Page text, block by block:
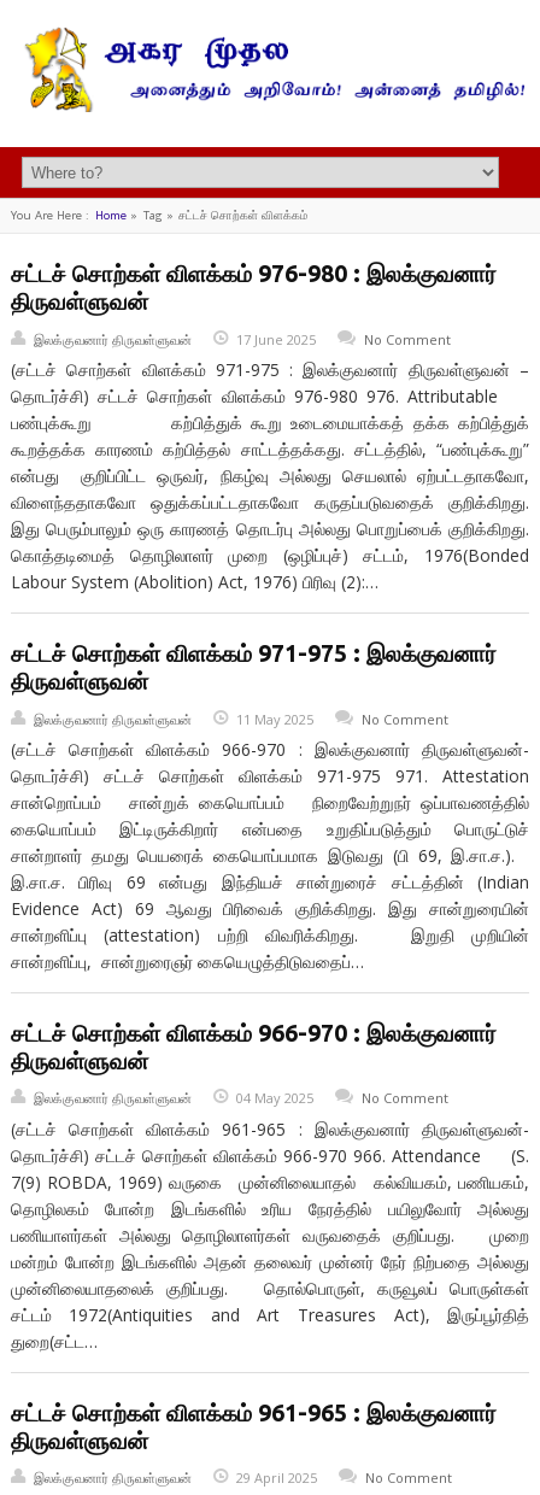
You Are Here : Home» Tag » சட்டச் சொற்கள் விளக்கம்
சட்டச் சொற்கள் விளக்கம் 976-980 : இலக்குவனார்
திருவள்ளுவன்
இலக்குவனார் திருவள்ளுவன் 17 June 2025 No Comment
(சட்டச் சொற்கள் விளக்கம் 971-975 : இலக்குவனார் திருவள்ளுவன் –
தொடர்ச்சி) சட்டச் சொற்கள் விளக்கம் 976-980 976. Attributable
பண்புக்கூறு கற்பித்துக் கூறு உடைமையாக்கத் தக்க கற்பித்துக்
கூறத்தக்க காரணம் கற்பித்தல் சாட்டத்தக்கது. சட்டத்தில், “பண்புக்கூறு”
என்பது குறிப்பிட்ட ஒருவர், நிகழ்வு அல்லது செயலால் ஏற்பட்டதாகவோ,
விளைந்ததாகவோ ஒதுக்கப்பட்டதாகவோ கருதப்படுவதைக் குறிக்கிறது.
இது பெரும்பாலும் ஒரு காரணத் தொடர்பு அல்லது பொறுப்பைக் குறிக்கிறது.
கொத்தடிமைத் தொழிலாளர் முறை (ஒழிப்புச்) சட்டம், 1976(Bonded
Labour System (Abolition) Act, 1976) பிரிவு (2):…
சட்டச் சொற்கள் விளக்கம் 971-975 : இலக்குவனார்
திருவள்ளுவன்
இலக்குவனார் திருவள்ளுவன் 11 May 2025 No Comment
(சட்டச் சொற்கள் விளக்கம் 966-970 : இலக்குவனார் திருவள்ளுவன்-
தொடர்ச்சி) சட்டச் சொற்கள் விளக்கம் 971-975 971. Attestation
சான்றொப்பம்‌ சான்றுக்‌ கையொப்பம்‌ நிறைவேற்றுநர் ஒப்பாவணத்தில்
கையொப்பம் இட்டிருக்கிறார் என்பதை உறுதிப்படுத்தும் பொருட்டுச்
சான்றாளர் தமது பெயரைக் கையொப்பமாக இடுவது (பி 69, இ.சா.ச.).
இ.சா.ச. பிரிவு 69 என்பது இந்தியச் சான்றுரைச் சட்டத்தின் (Indian
Evidence Act) 69 ஆவது பிரிவைக் குறிக்கிறது. இது சான்றுரையின்
சான்றளிப்பு (attestation) பற்றி விவரிக்கிறது. இறுதி முறியின்
சான்றளிப்பு, சான்றுரைஞர் கையெழுத்திடுவதைப்…
சட்டச் சொற்கள் விளக்கம் 966-970 : இலக்குவனார்
திருவள்ளுவன்
இலக்குவனார் திருவள்ளுவன் 04 May 2025 No Comment
(சட்டச் சொற்கள் விளக்கம் 961-965 : இலக்குவனார் திருவள்ளுவன்-
தொடர்ச்சி) சட்டச் சொற்கள் விளக்கம் 966-970 966. Attendance (S.
7(9) ROBDA, 1969) வருகை முன்னிலையாதல் கல்வியகம், பணியகம்,
தொழிலகம் போன்ற இடங்களில் உரிய நேரத்தில் பயிலுவோர் அல்லது
பணியாளர்கள் அல்லது தொழிலாளர்கள் வருவதைக் குறிப்பது. முறை
மன்றம் போன்ற இடங்களில் அதன் தலைவர் முன்னர் நேர் நிற்பதை அல்லது
முன்னிலையாதலைக் குறிப்பது. தொல்பொருள், கருவூலப் பொருள்கள்
சட்டம் 1972(Antiquities and Art Treasures Act), இருப்பூர்தித்
துறை(சட்ட…
சட்டச் சொற்கள் விளக்கம் 961-965 : இலக்குவனார்
திருவள்ளுவன்
இலக்குவனார் திருவள்ளுவன் 29 April 2025 No Comment